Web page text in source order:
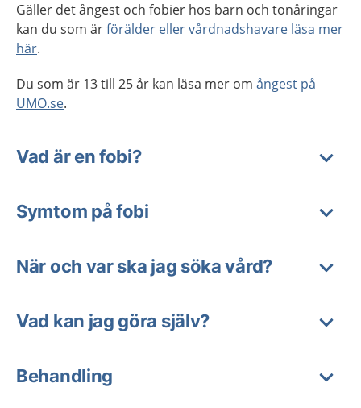
Gäller det ångest och fobier hos barn och tonåringar
kan du som ärförälder eller vårdnadshavare läsa mer
här.
Du som är 13 till 25 år kan läsa mer om ångest på
UMO.se.
Vad är en fobi?
Symtom på fobi
När och var ska jag söka vård?
Vad kan jag göra själv?
Behandling